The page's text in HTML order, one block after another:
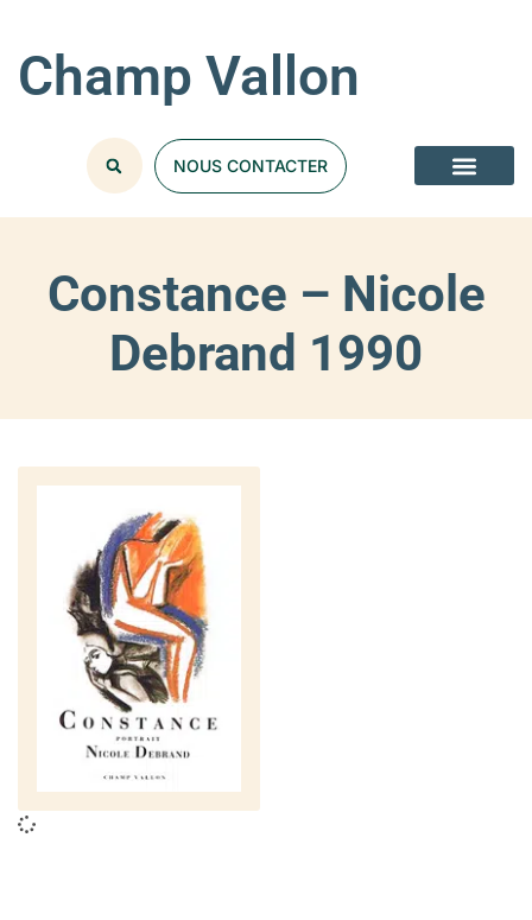
Champ Vallon
NOUS CONTACTER
Constance – Nicole
Debrand 1990